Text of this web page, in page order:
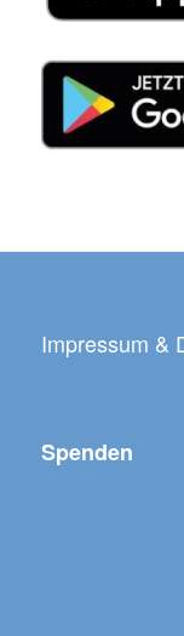
Impressum &
Spenden